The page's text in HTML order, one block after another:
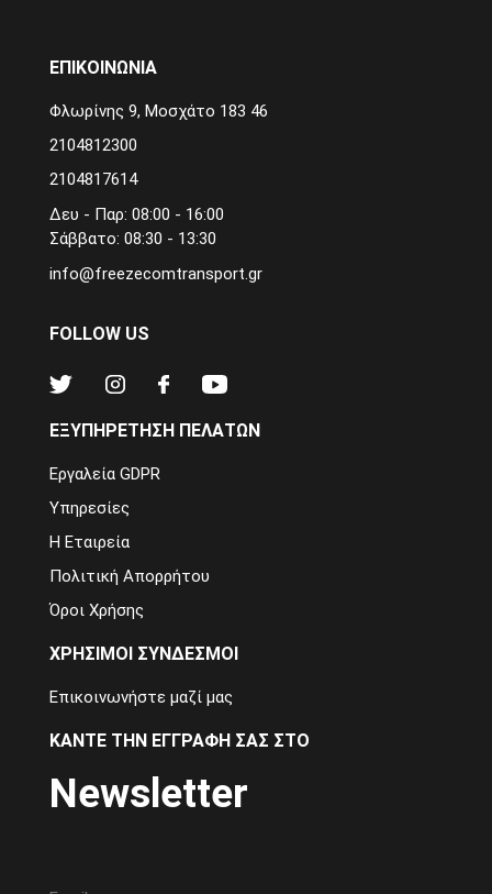
ΕΠΙΚΟΙΝΩΝΙΑ
Φλωρίνης 9, Μοσχάτο 183 46
2104812300
2104817614
Δευ - Παρ: 08:00 - 16:00
Σάββατο: 08:30 - 13:30
info@freezecomtransport.gr
FOLLOW US
ΕΞΥΠΗΡΕΤΗΣΗ ΠΕΛΑΤΩΝ
Εργαλεία GDPR
Υπηρεσίες
Η Εταιρεία
Πολιτική Απορρήτου
Όροι Χρήσης
ΧΡΗΣΙΜΟΙ ΣΥΝΔΕΣΜΟΙ
Επικοινωνήστε μαζί μας
ΚΑΝΤΕ ΤΗΝ ΕΓΓΡΑΦΗ ΣΑΣ ΣΤΟ
Newsletter